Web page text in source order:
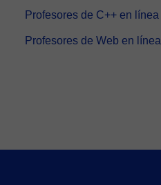
Profesores de C++ en línea
Profesores de Web en línea